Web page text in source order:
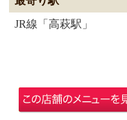
JR線「高萩駅」